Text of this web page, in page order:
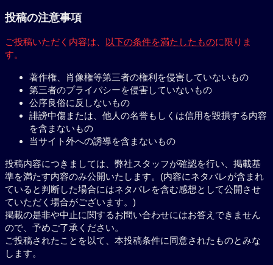
投稿の注意事項
ご投稿いただく内容は、 以下の条件を満たしたものに限りま
す。
著作権、肖像権等第三者の権利を侵害していないもの
第三者のプライバシーを侵害していないもの
公序良俗に反しないもの
誹謗中傷または、他人の名誉もしくは信用を毀損する内容
を含まないもの
当サイト外への誘導を含まないもの
投稿内容につきましては、弊社スタッフが確認を行い、掲載基
準を満たす内容のみ公開いたします。(内容にネタバレが含まれ
ていると判断した場合にはネタバレを含む感想として公開させ
ていただく場合がございます。)
掲載の是非や中止に関するお問い合わせにはお答えできません
ので、予めご了承ください。
ご投稿されたことを以て、本投稿条件に同意されたものとみな
します。